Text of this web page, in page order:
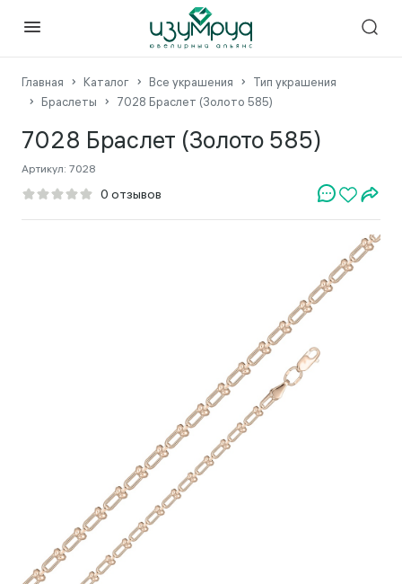
Главная Каталог Все украшения
Тип украшения
Браслеты
7028 Браслет (Золото 585)
7028 Браслет (Золото 585)
Артикул: 7028